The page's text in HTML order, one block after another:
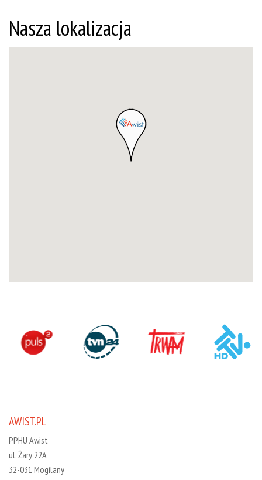
Nasza lokalizacja
AWIST.PL
PPHU Awist
ul. Żary 22A
32-031 Mogilany